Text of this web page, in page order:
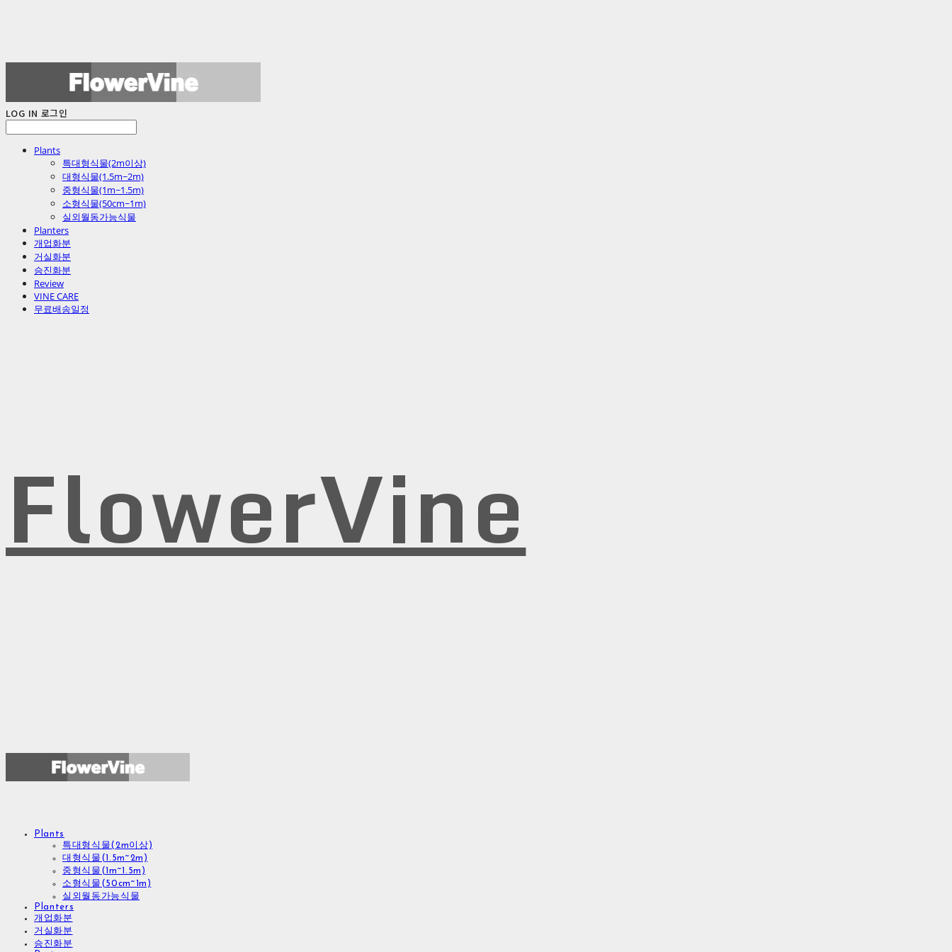
LOG IN 로그인
Plants
특대형식물(2m이상)
대형식물(1.5m~2m)
중형식물(1m~1.5m)
소형식물(50cm~1m)
실외월동가능식물
Planters
개업화분
거실화분
승진화분
Review
VINE CARE
무료배송일정
FlowerVine
Plants
특대형식물(2m이상)
대형식물(1.5m~2m)
중형식물(1m~1.5m)
소형식물(50cm~1m)
실외월동가능식물
Planters
개업화분
거실화분
승진화분